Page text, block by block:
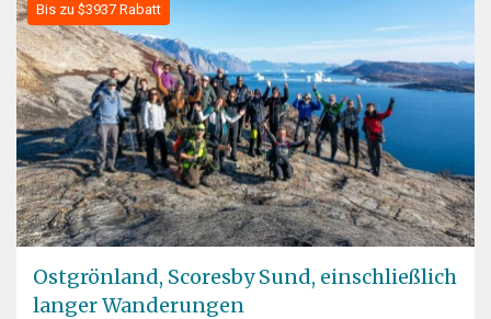
Bis zu $3937 Rabatt
Ostgrönland, Scoresby Sund, einschließlich
langer Wanderungen